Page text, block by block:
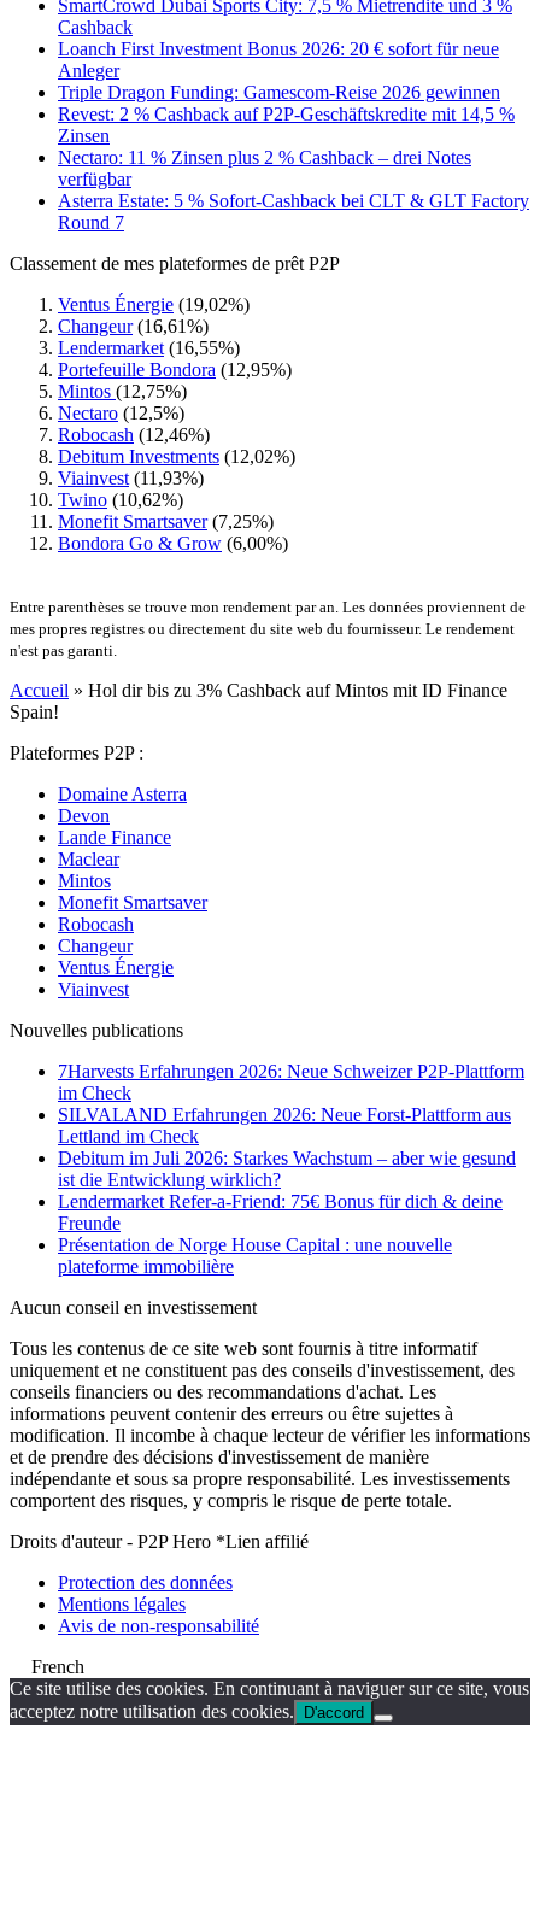
SmartCrowd Dubai Sports City: 7,5 % Mietrendite und 3 %
Cashback
Loanch First Investment Bonus 2026: 20 € sofort für neue
Anleger
Triple Dragon Funding: Gamescom-Reise 2026 gewinnen
Revest: 2 % Cashback auf P2P-Geschäftskredite mit 14,5 %
Zinsen
Nectaro: 11 % Zinsen plus 2 % Cashback – drei Notes
verfügbar
Asterra Estate: 5 % Sofort-Cashback bei CLT & GLT Factory
Round 7
Classement de mes plateformes de prêt P2P
Ventus Énergie (19,02%)
Changeur(16,61%)
Lendermarket (16,55%)
Portefeuille Bondora (12,95%)
Mintos (12,75%)
Nectaro (12,5%)
Robocash (12,46%)
Debitum Investments (12,02%)
Viainvest (11,93%)
Twino (10,62%)
Monefit Smartsaver(7,25%)
Bondora Go & Grow (6,00%)
Entre parenthèses se trouve mon rendement par an. Les données proviennent de
mes propres registres ou directement du site web du fournisseur. Le rendement
n'est pas garanti.
Accueil » Hol dir bis zu 3% Cashback auf Mintos mit ID Finance
Spain!
Plateformes P2P :
Domaine Asterra
Devon
Lande Finance
Maclear
Mintos
Monefit Smartsaver
Robocash
Changeur
Ventus Énergie
Viainvest
Nouvelles publications
7Harvests Erfahrungen 2026: Neue Schweizer P2P-Plattform
im Check
SILVALAND Erfahrungen 2026: Neue Forst-Plattform aus
Lettland im Check
Debitum im Juli 2026: Starkes Wachstum – aber wie gesund
ist die Entwicklung wirklich?
Lendermarket Refer-a-Friend: 75€ Bonus für dich & deine
Freunde
Présentation de Norge House Capital : une nouvelle
plateforme immobilière
Aucun conseil en investissement
Tous les contenus de ce site web sont fournis à titre informatif
uniquement et ne constituent pas des conseils d'investissement, des
conseils financiers ou des recommandations d'achat. Les
informations peuvent contenir des erreurs ou être sujettes à
modification. Il incombe à chaque lecteur de vérifier les informations
et de prendre des décisions d'investissement de manière
indépendante et sous sa propre responsabilité. Les investissements
comportent des risques, y compris le risque de perte totale.
Droits d'auteur - P2P Hero *Lien affilié
Protection des données
Mentions légales
Avis de non-responsabilité
French
Ce site utilise des cookies. En continuant à naviguer sur ce site, vous
acceptez notre utilisation des cookies.
D'accord